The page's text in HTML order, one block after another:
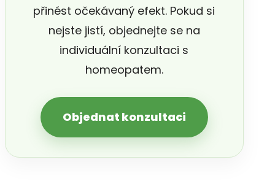
přinést očekávaný efekt. Pokud si
nejste jistí, objednejte se na
individuální konzultaci s
homeopatem.
Objednat konzultaci